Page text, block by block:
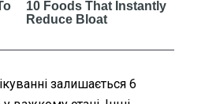
залишається 6